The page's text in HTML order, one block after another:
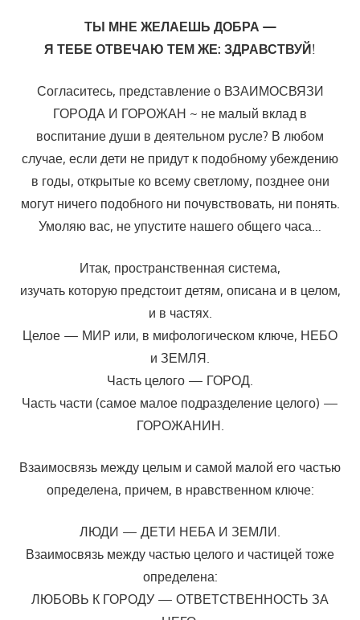
ТЫ МНЕ ЖЕЛАЕШЬ ДОБРА —
Я ТЕБЕ ОТВЕЧАЮ ТЕМ ЖЕ: ЗДРАВСТВУЙ!
Согласитесь, представление о ВЗАИМОСВЯЗИ
ГОРОДА И ГОРО­ЖАН ~ не малый вклад в
воспитание души в деятельном русле? В любом
случае, если дети не придут к подобному убеждению
в годы, открытые ко всему светлому, позднее они
могут ничего подобного ни почувствовать, ни понять.
Умоляю вас, не упустите нашего общего часа…
Итак, пространственная система,
изучать которую предстоит детям, описана и в целом,
и в частях.
Целое — МИР или, в мифологическом ключе, НЕБО
и ЗЕМЛЯ.
Часть целого — ГОРОД.
Часть части (самое малое подразделение целого) —
ГОРОЖАНИН.
Взаимосвязь между целым и самой малой его частью
определена, причем, в нравственном ключе:
ЛЮДИ — ДЕТИ НЕБА И ЗЕМЛИ.
Взаимосвязь между частью целого и частицей тоже
определена:
ЛЮБОВЬ К ГОРОДУ — ОТВЕТСТВЕННОСТЬ ЗА